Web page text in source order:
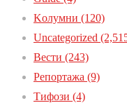
Kолумни (120)
Uncategorized
Вести (243)
Репортажа (9)
Тифози (4)